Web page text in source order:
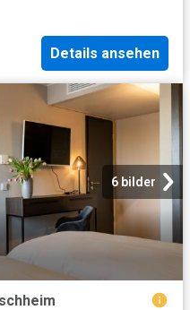
Details ansehen
6 bilder